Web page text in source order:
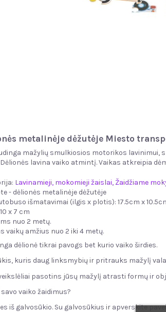
metalinėje dėžutėje Miesto
mažylių smulkiosios motorikos
lavina vaiko atmintį. Vaikas atkreipia
Lavinamieji, mokomieji žaislai, Žaidžiame
- dėlionės metalinėje dėžutėje
išmatavimai (ilgis x plotis): 17.5cm x
x 7 cm
nuo 2 metų.
vaikų amžius nuo 2 iki 4 metų.
dėlionė tikrai pavogs bet kurio vaiko širdies.
kuris daug linksmybių ir pritrauks mažylį
pasotins jūsų mažylį atrasti formų ir
vaiko žaidimus?
iš galvosūkio. Su galvosūkius ir apverskite